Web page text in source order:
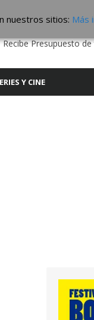
EDITA TU
Recibe Presupuesto
Y CINE
nuestros sitios: Más